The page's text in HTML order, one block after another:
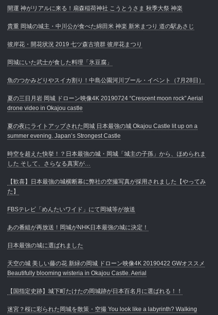
開運 神がリアルに来る！扇森稲荷神社 こうとうさま 秋季大祭 神楽
貴重 岡城の城主・中川公が食べた綿田米 神楽 新米まつり 道の駅あさじ
彼岸花・開花状況 2019 七ツ森古墳群 彼岸花まつり
岡城にいた武士が食した料理「氷豆腐」
魚のつかみどりやスイカ割り！中島公園河川プール・イベント（7月28日）
夏の三日月岩 岡城 ドローン映像4K 20190724 “Crescent moon rock” Aerial
drone video in Okajou castle
夏の夜にライトアップされた岡城 日本最強の城 Okajou Castle lit up on a
summer evening. Japan’s Strongest Castle
時空を超えた快挙！？日本最強の城・岡城「城主の子孫」から、ほめられま
した そして、さらなる真実が…
【歓喜】日本最強の城横断幕に弊社の空撮写真が採用されました【やってみ
た】
FBSテレビ「めんたいワイド」にて岡城等が放送
あの番組が再放送！岡城がNHK日本最強の城に決定！
日本最強の城に選ばれました
天空の城 美しい藤の花 新緑の岡城 ドローン映像4K 20190422 GWオススメ
Beautifully blooming wisteria in Okajou Castle. Aerial
【国指定史跡】城下町たけたの岡城跡が日本百名月に選ばれる！！
迷宮？桜に彩られた岡城を散策・空撮 You look like a labyrinth? Walking